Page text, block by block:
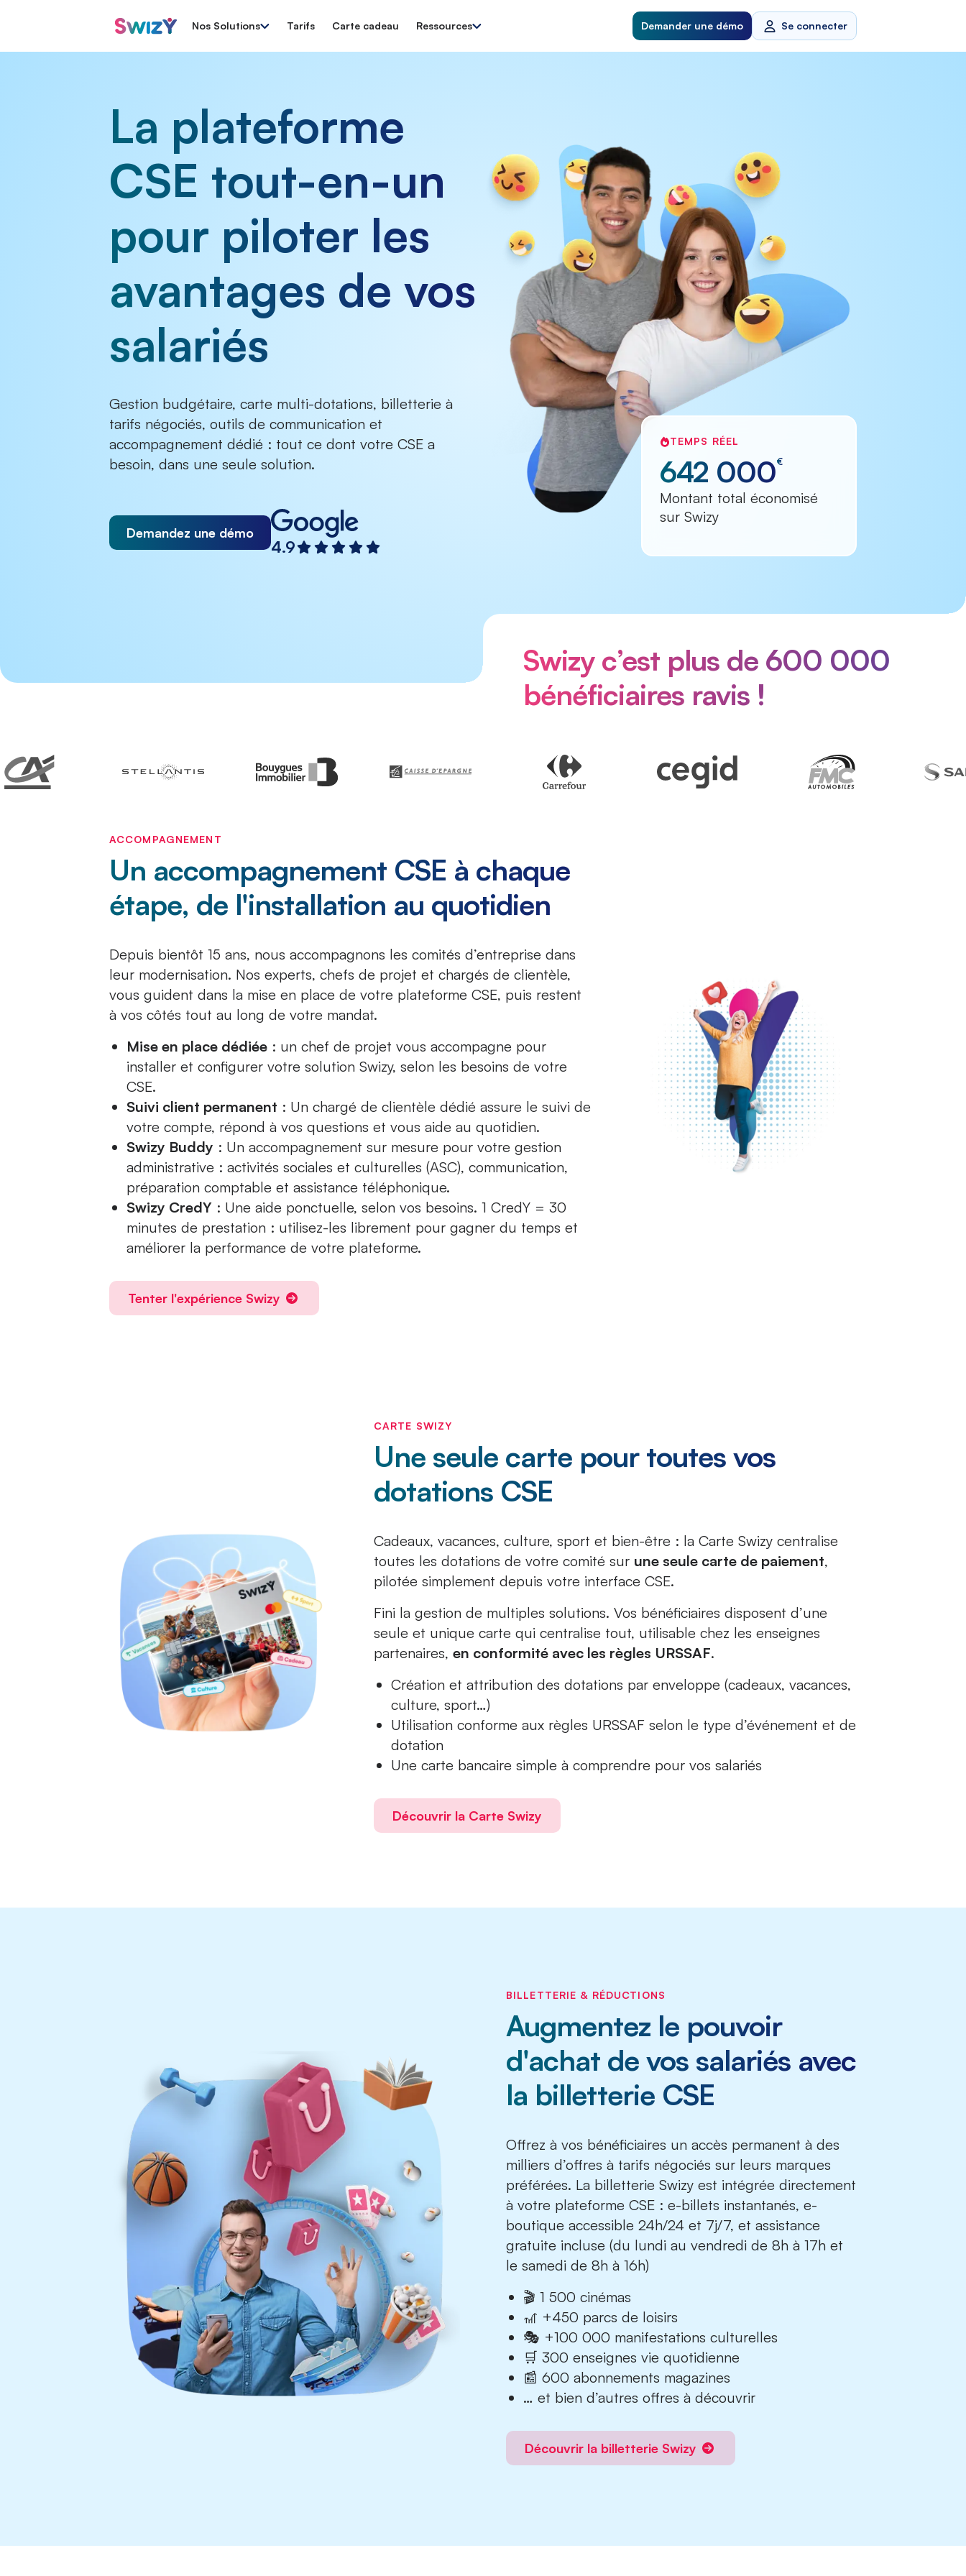
Nos Solutions Tarifs Carte cadeau Ressources Demander une démo Se connecter
La plateforme
CSE tout-en-un
pour piloter les
avantages de vos
salariés
Gestion budgétaire, carte multi-dotations, billetterie à
tarifs négociés, outils de communication et
accompagnement dédié : tout ce dont votre CSE a
besoin, dans une seule solution.
Demandez une démo
4.9
TEMPS RÉEL
642 000€
Montant total économisé
sur Swizy
Swizy c’est plus de 600 000
bénéficiaires ravis !
ACCOMPAGNEMENT
Un accompagnement CSE à chaque
étape, de l'installation au quotidien
Depuis bientôt 15 ans, nous accompagnons les comités d’entreprise dans
leur modernisation. Nos experts, chefs de projet et chargés de clientèle,
vous guident dans la mise en place de votre plateforme CSE, puis restent
à vos côtés tout au long de votre mandat.
Mise en place dédiée : un chef de projet vous accompagne pour
installer et configurer votre solution Swizy, selon les besoins de votre
CSE.
Suivi client permanent : Un chargé de clientèle dédié assure le suivi de
votre compte, répond à vos questions et vous aide au quotidien.
Swizy Buddy : Un accompagnement sur mesure pour votre gestion
administrative : activités sociales et culturelles (ASC), communication,
préparation comptable et assistance téléphonique.
Swizy CredY : Une aide ponctuelle, selon vos besoins. 1 CredY = 30
minutes de prestation : utilisez-les librement pour gagner du temps et
améliorer la performance de votre plateforme.
Tenter l'expérience Swizy
CARTE SWIZY
Une seule carte pour toutes vos
dotations CSE
Cadeaux, vacances, culture, sport et bien-être : la Carte Swizy centralise
toutes les dotations de votre comité sur une seule carte de paiement,
pilotée simplement depuis votre interface CSE.
Fini la gestion de multiples solutions. Vos bénéficiaires disposent d’une
seule et unique carte qui centralise tout, utilisable chez les enseignes
partenaires, en conformité avec les règles URSSAF.
Création et attribution des dotations par enveloppe (cadeaux, vacances,
culture, sport…)
Utilisation conforme aux règles URSSAF selon le type d’événement et de
dotation
Une carte bancaire simple à comprendre pour vos salariés
Découvrir la Carte Swizy
BILLETTERIE & RÉDUCTIONS
Augmentez le pouvoir
d'achat de vos salariés avec
la billetterie CSE
Offrez à vos bénéficiaires un accès permanent à des
milliers d’offres à tarifs négociés sur leurs marques
préférées. La billetterie Swizy est intégrée directement
à votre plateforme CSE : e-billets instantanés, e-
boutique accessible 24h/24 et 7j/7, et assistance
gratuite incluse (du lundi au vendredi de 8h à 17h et
le samedi de 8h à 16h)
🎬 1 500 cinémas
🎢 +450 parcs de loisirs
🎭 +100 000 manifestations culturelles
🛒 300 enseignes vie quotidienne
📰 600 abonnements magazines
… et bien d’autres offres à découvrir
Découvrir la billetterie Swizy